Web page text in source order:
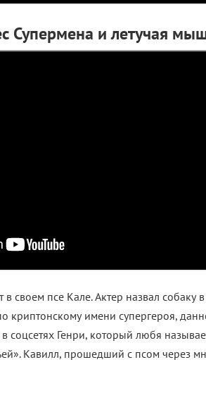
Супермена и летучая
своем псе Кале. Актер назвал собаку
криптонскому имени супергероя,
соцсетях Генри, который любя
Кавилл, прошедший с псом через